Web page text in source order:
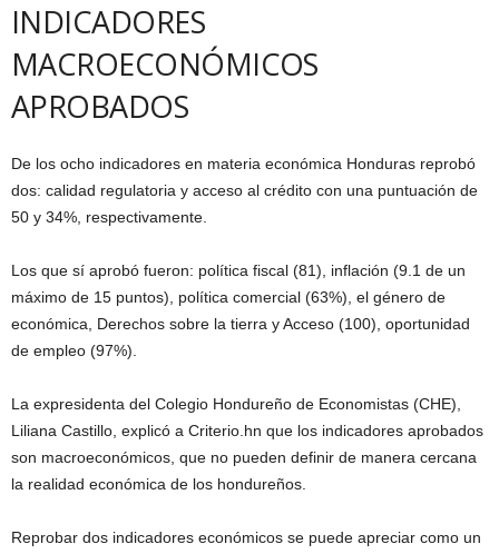
INDICADORES
MACROECONÓMICOS
APROBADOS
De los ocho indicadores en materia económica Honduras reprobó
dos: calidad regulatoria y acceso al crédito con una puntuación de
50 y 34%, respectivamente.
Los que sí aprobó fueron: política fiscal (81), inflación (9.1 de un
máximo de 15 puntos), política comercial (63%), el género de
económica, Derechos sobre la tierra y Acceso (100), oportunidad
de empleo (97%).
La expresidenta del Colegio Hondureño de Economistas (CHE),
Liliana Castillo, explicó a Criterio.hn que los indicadores aprobados
son macroeconómicos, que no pueden definir de manera cercana
la realidad económica de los hondureños.
Reprobar dos indicadores económicos se puede apreciar como un